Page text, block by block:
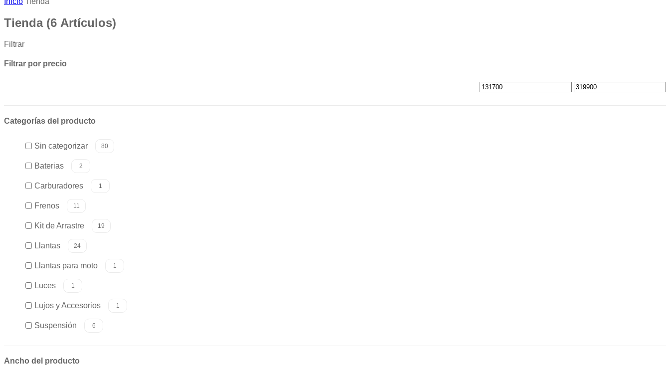
Tienda (6 Artículos)
Filtrar
Filtrar por precio
Categorías del producto
Sin categorizar 80
Baterias 2
Carburadores 1
Frenos 11
Kit de Arrastre 19
Llantas 24
Llantas para moto 1
Luces 1
Lujos y Accesorios 1
Suspensión 6
Ancho del producto